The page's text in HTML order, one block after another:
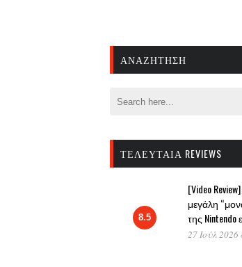
ΑΝΑΖΉΤΗΣΗ
ΤΕΛΕΥΤΑΊΑ REVIEWS
8.5
[Video
μεγάλη
της Nintendo
27 Ιούλ